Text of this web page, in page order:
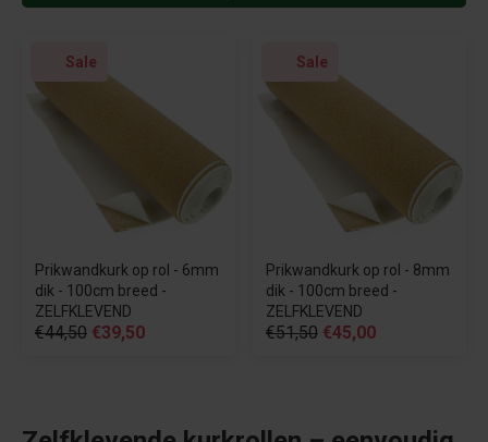
Sale
Prikwandkurk op rol - 6mm
dik - 100cm breed -
ZELFKLEVEND
€44,50 €39,50
Sale
Prikwandkurk op rol - 8mm
dik - 100cm breed -
ZELFKLEVEND
€51,50 €45,00